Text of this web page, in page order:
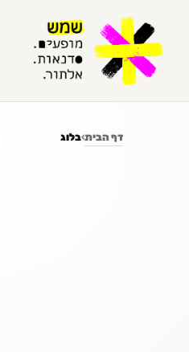
דף הבית›בלוג